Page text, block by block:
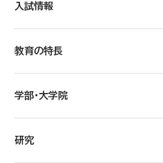
入試情報
教育の特長
学部・大学院
研究